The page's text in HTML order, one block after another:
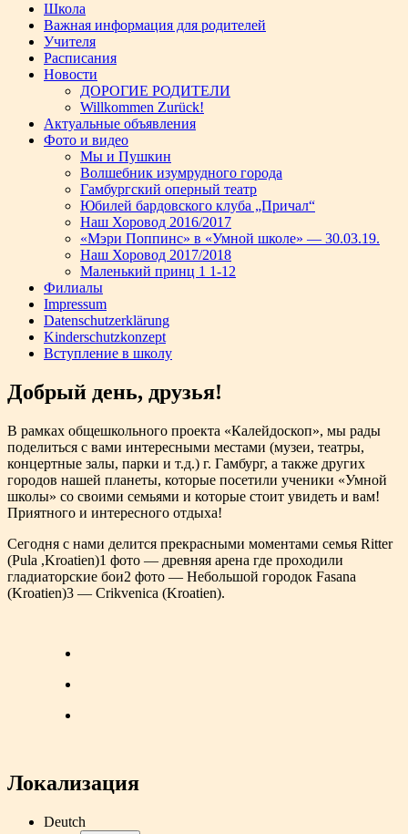
Школа
Важная информация для родителей
Учителя
Расписания
Новости
ДОРОГИЕ РОДИТЕЛИ
Willkommen Zurück!
Актуальные объявления
Фото и видео
Мы и Пушкин
Волшебник изумрудного города
Гамбургский оперный театр
Юбилей бардовского клуба „Причал“
Наш Хоровод 2016/2017
«Мэри Поппинс» в «Умной школе» — 30.03.19.
Наш Хоровод 2017/2018
Маленький принц 1 1-12
Филиалы
Impressum
Datenschutzerklärung
Kinderschutzkonzept
Вступление в школу
Добрый день, друзья!
В рамках общешкольного проекта «Калейдоскоп», мы рады
поделиться с вами интересными местами (музеи, театры,
концертные залы, парки и т.д.) г. Гамбург, а также других
городов нашей планеты, которые посетили ученики «Умной
школы» со своими семьями и которые стоит увидеть и вам!
Приятного и интересного отдыха!
Сегодня с нами делится прекрасными моментами семья Ritter
(Pula ,Kroatien)1 фото — древняя арена где проходили
гладиаторские бои2 фото — Небольшой городок Fasana
(Kroatien)3 — Crikvenica (Kroatien).
Локализация
Deutch